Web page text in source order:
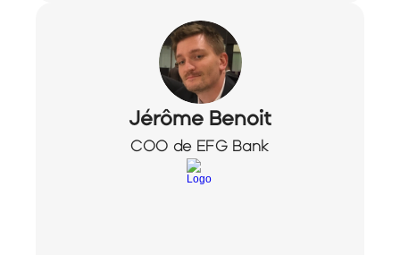
Jérôme Benoit
COO de EFG Bank